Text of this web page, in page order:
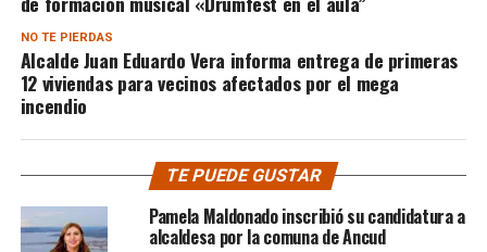
NO TE PIERDAS
Alcalde Juan Eduardo Vera informa entrega de primeras
12 viviendas para vecinos afectados por el mega
incendio
TE PUEDE GUSTAR
Pamela Maldonado inscribió su candidatura a
alcaldesa por la comuna de Ancud